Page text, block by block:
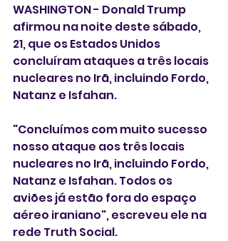
WASHINGTON - Donald Trump
afirmou na noite deste sábado,
21, que os Estados Unidos
concluíram ataques a três locais
nucleares no Irã, incluindo Fordo,
Natanz e Isfahan.
"Concluímos com muito sucesso
nosso ataque aos três locais
nucleares no Irã, incluindo Fordo,
Natanz e Isfahan. Todos os
aviões já estão fora do espaço
aéreo iraniano", escreveu ele na
rede Truth Social.